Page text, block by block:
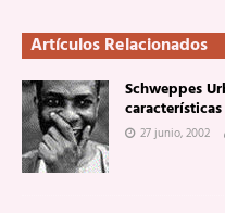
Artículos Relacionados
Schweppes
27 junio, 2002